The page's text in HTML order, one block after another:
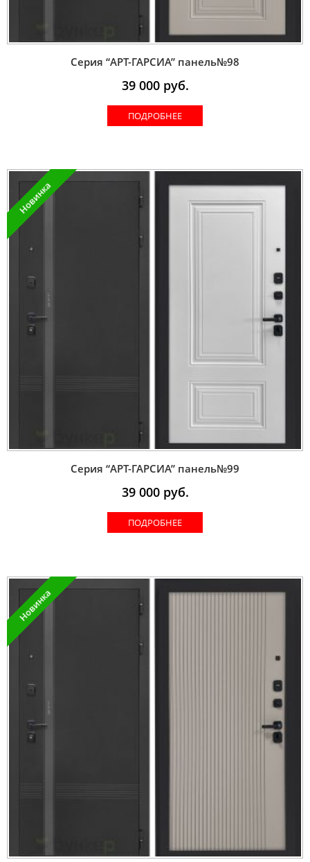
Серия “AРT-ГАРСИА” панель№98
39 000руб.
ПОДРОБНЕЕ
Новинка
Серия “AРT-ГАРСИА” панель№99
39 000руб.
ПОДРОБНЕЕ
Новинка